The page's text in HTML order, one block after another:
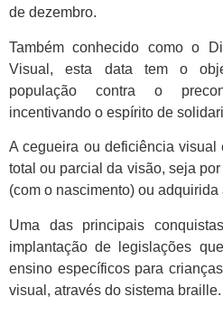
de dezembro.
Também conhecido como o
Visual, esta data tem o
população contra o
incentivando o espírito de
A cegueira ou deficiência visual
total ou parcial da visão, seja
(com o nascimento) ou
Uma das principais
implantação de legislações
ensino específicos para
visual, através do sistema braille.